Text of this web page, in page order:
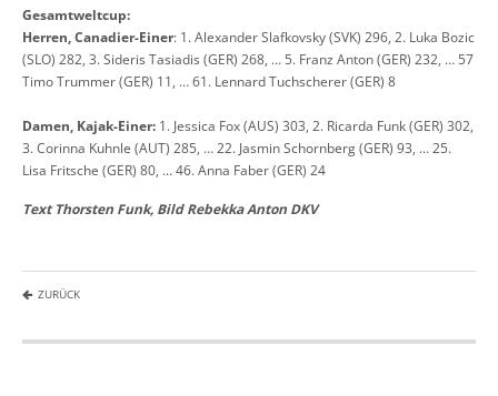
Gesamtweltcup:
Herren, Canadier-Einer: 1. Alexander Slafkovsky (SVK) 296, 2. Luka Bozic
(SLO) 282, 3. Sideris Tasiadis (GER) 268, … 5. Franz Anton (GER) 232, … 57
Timo Trummer (GER) 11, … 61. Lennard Tuchscherer (GER) 8
Damen, Kajak-Einer: 1. Jessica Fox (AUS) 303, 2. Ricarda Funk (GER) 302,
3. Corinna Kuhnle (AUT) 285, … 22. Jasmin Schornberg (GER) 93, … 25.
Lisa Fritsche (GER) 80, … 46. Anna Faber (GER) 24
Text Thorsten Funk, Bild Rebekka Anton DKV
ZURÜCK